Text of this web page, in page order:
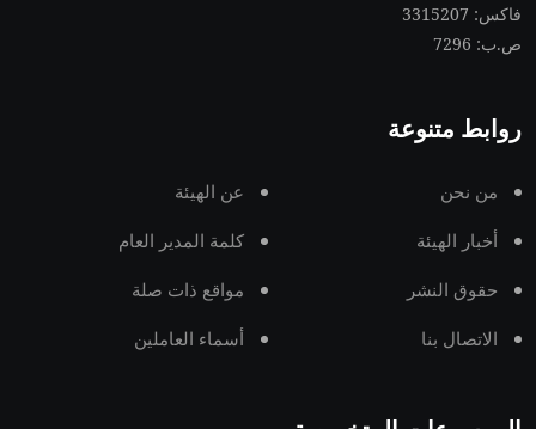
فاكس: 3315207
ص.ب: 7296
روابط متنوعة
من نحن عن الهيئة
أخبار الهيئة كلمة المدير العام
حقوق النشر مواقع ذات صلة
الاتصال بنا أسماء العاملين